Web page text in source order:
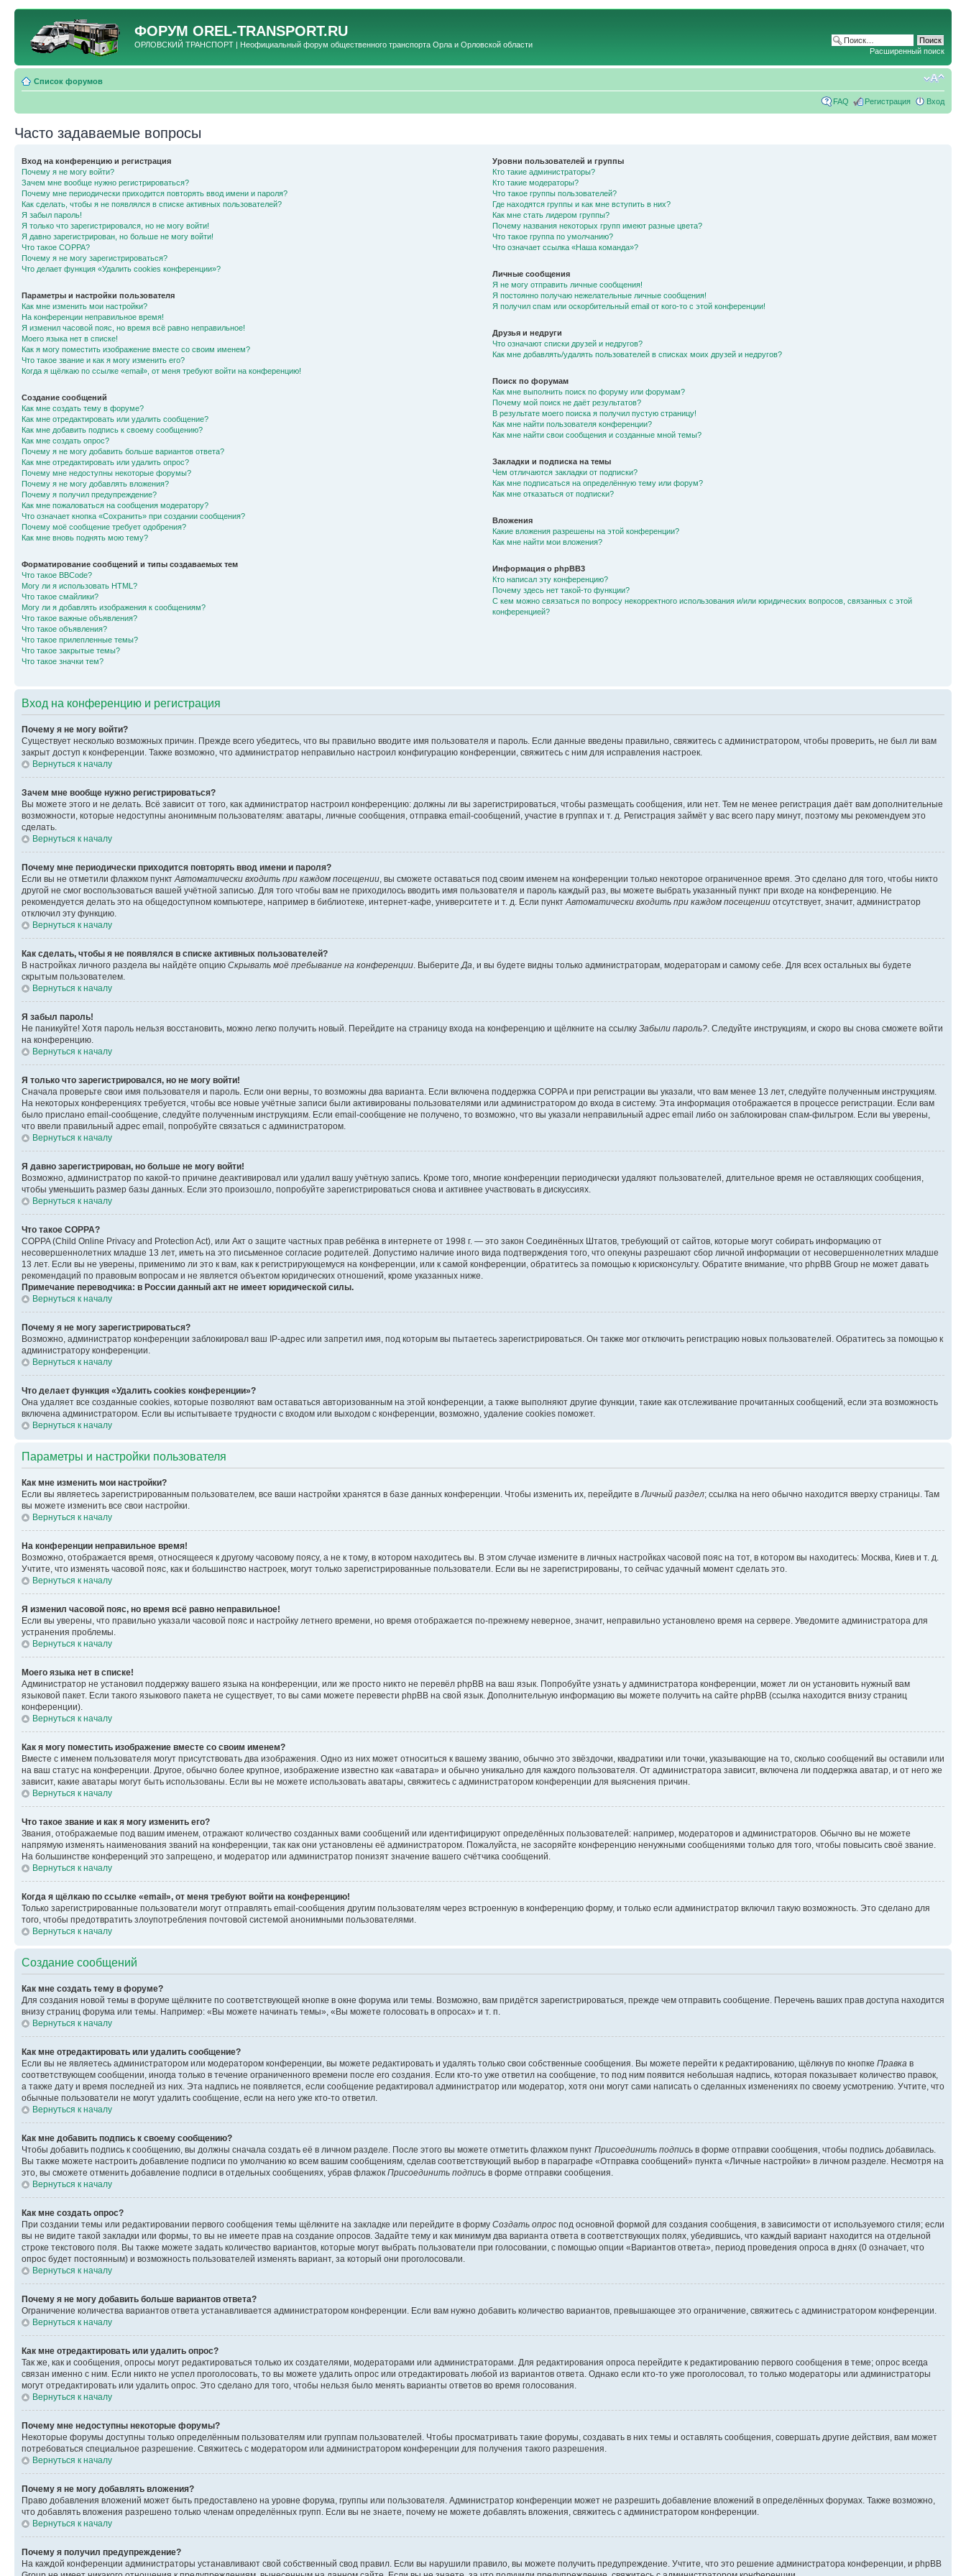
ФОРУМ OREL-TRANSPORT.RU
ОРЛОВСКИЙ ТРАНСПОРТ | Неофициальный форум общественного транспорта Орла и Орловской области
Расширенный поиск
Список форумов
FAQ Регистрация Вход
Часто задаваемые вопросы
Вход на конференцию и регистрация
Почему я не могу войти?
Зачем мне вообще нужно регистрироваться?
Почему мне периодически приходится повторять ввод имени и пароля?
Как сделать, чтобы я не появлялся в списке активных пользователей?
Я забыл пароль!
Я только что зарегистрировался, но не могу войти!
Я давно зарегистрирован, но больше не могу войти!
Что такое COPPA?
Почему я не могу зарегистрироваться?
Что делает функция «Удалить cookies конференции»?
Параметры и настройки пользователя
Как мне изменить мои настройки?
На конференции неправильное время!
Я изменил часовой пояс, но время всё равно неправильное!
Моего языка нет в списке!
Как я могу поместить изображение вместе со своим именем?
Что такое звание и как я могу изменить его?
Когда я щёлкаю по ссылке «email», от меня требуют войти на конференцию!
Создание сообщений
Как мне создать тему в форуме?
Как мне отредактировать или удалить сообщение?
Как мне добавить подпись к своему сообщению?
Как мне создать опрос?
Почему я не могу добавить больше вариантов ответа?
Как мне отредактировать или удалить опрос?
Почему мне недоступны некоторые форумы?
Почему я не могу добавлять вложения?
Почему я получил предупреждение?
Как мне пожаловаться на сообщения модератору?
Что означает кнопка «Сохранить» при создании сообщения?
Почему моё сообщение требует одобрения?
Как мне вновь поднять мою тему?
Форматирование сообщений и типы создаваемых тем
Что такое BBCode?
Могу ли я использовать HTML?
Что такое смайлики?
Могу ли я добавлять изображения к сообщениям?
Что такое важные объявления?
Что такое объявления?
Что такое прилепленные темы?
Что такое закрытые темы?
Что такое значки тем?
Уровни пользователей и группы
Кто такие администраторы?
Кто такие модераторы?
Что такое группы пользователей?
Где находятся группы и как мне вступить в них?
Как мне стать лидером группы?
Почему названия некоторых групп имеют разные цвета?
Что такое группа по умолчанию?
Что означает ссылка «Наша команда»?
Личные сообщения
Я не могу отправить личные сообщения!
Я постоянно получаю нежелательные личные сообщения!
Я получил спам или оскорбительный email от кого-то с этой конференции!
Друзья и недруги
Что означают списки друзей и недругов?
Как мне добавлять/удалять пользователей в списках моих друзей и недругов?
Поиск по форумам
Как мне выполнить поиск по форуму или форумам?
Почему мой поиск не даёт результатов?
В результате моего поиска я получил пустую страницу!
Как мне найти пользователя конференции?
Как мне найти свои сообщения и созданные мной темы?
Закладки и подписка на темы
Чем отличаются закладки от подписки?
Как мне подписаться на определённую тему или форум?
Как мне отказаться от подписки?
Вложения
Какие вложения разрешены на этой конференции?
Как мне найти мои вложения?
Информация о phpBB3
Кто написал эту конференцию?
Почему здесь нет такой-то функции?
С кем можно связаться по вопросу некорректного использования и/или юридических вопросов, связанных с этой
конференцией?
Вход на конференцию и регистрация
Почему я не могу войти?
Существует несколько возможных причин. Прежде всего убедитесь, что вы правильно вводите имя пользователя и пароль. Если данные введены правильно, свяжитесь с администратором, чтобы проверить, не был ли вам
закрыт доступ к конференции. Также возможно, что администратор неправильно настроил конфигурацию конференции, свяжитесь с ним для исправления настроек.
Вернуться к началу
Зачем мне вообще нужно регистрироваться?
Вы можете этого и не делать. Всё зависит от того, как администратор настроил конференцию: должны ли вы зарегистрироваться, чтобы размещать сообщения, или нет. Тем не менее регистрация даёт вам дополнительные
возможности, которые недоступны анонимным пользователям: аватары, личные сообщения, отправка email-сообщений, участие в группах и т. д. Регистрация займёт у вас всего пару минут, поэтому мы рекомендуем это
сделать.
Вернуться к началу
Почему мне периодически приходится повторять ввод имени и пароля?
Если вы не отметили флажком пункт Автоматически входить при каждом посещении , вы сможете оставаться под своим именем на конференции только некоторое ограниченное время. Это сделано для того, чтобы никто
другой не смог воспользоваться вашей учётной записью. Для того чтобы вам не приходилось вводить имя пользователя и пароль каждый раз, вы можете выбрать указанный пункт при входе на конференцию. Не
рекомендуется делать это на общедоступном компьютере, например в библиотеке, интернет-кафе, университете и т. д. Если пункт Автоматически входить при каждом посещении отсутствует, значит, администратор
отключил эту функцию.
Вернуться к началу
Как сделать, чтобы я не появлялся в списке активных пользователей?
В настройках личного раздела вы найдёте опцию Скрывать моё пребывание на конференции . Выберите Да , и вы будете видны только администраторам, модераторам и самому себе. Для всех остальных вы будете
скрытым пользователем.
Вернуться к началу
Я забыл пароль!
Не паникуйте! Хотя пароль нельзя восстановить, можно легко получить новый. Перейдите на страницу входа на конференцию и щёлкните на ссылку Забыли пароль? . Следуйте инструкциям, и скоро вы снова сможете войти
на конференцию.
Вернуться к началу
Я только что зарегистрировался, но не могу войти!
Сначала проверьте свои имя пользователя и пароль. Если они верны, то возможны два варианта. Если включена поддержка COPPA и при регистрации вы указали, что вам менее 13 лет, следуйте полученным инструкциям.
На некоторых конференциях требуется, чтобы все новые учётные записи были активированы пользователями или администратором до входа в систему. Эта информация отображается в процессе регистрации. Если вам
было прислано email-сообщение, следуйте полученным инструкциям. Если email-сообщение не получено, то возможно, что вы указали неправильный адрес email либо он заблокирован спам-фильтром. Если вы уверены,
что ввели правильный адрес email, попробуйте связаться с администратором.
Вернуться к началу
Я давно зарегистрирован, но больше не могу войти!
Возможно, администратор по какой-то причине деактивировал или удалил вашу учётную запись. Кроме того, многие конференции периодически удаляют пользователей, длительное время не оставляющих сообщения,
чтобы уменьшить размер базы данных. Если это произошло, попробуйте зарегистрироваться снова и активнее участвовать в дискуссиях.
Вернуться к началу
Что такое COPPA?
COPPA (Child Online Privacy and Protection Act), или Акт о защите частных прав ребёнка в интернете от 1998 г. — это закон Соединённых Штатов, требующий от сайтов, которые могут собирать информацию от
несовершеннолетних младше 13 лет, иметь на это письменное согласие родителей. Допустимо наличие иного вида подтверждения того, что опекуны разрешают сбор личной информации от несовершеннолетних младше
13 лет. Если вы не уверены, применимо ли это к вам, как к регистрирующемуся на конференции, или к самой конференции, обратитесь за помощью к юрисконсульту. Обратите внимание, что phpBB Group не может давать
рекомендаций по правовым вопросам и не является объектом юридических отношений, кроме указанных ниже.
Примечание переводчика: в России данный акт не имеет юридической силы.
Вернуться к началу
Почему я не могу зарегистрироваться?
Возможно, администратор конференции заблокировал ваш IP-адрес или запретил имя, под которым вы пытаетесь зарегистрироваться. Он также мог отключить регистрацию новых пользователей. Обратитесь за помощью к
администратору конференции.
Вернуться к началу
Что делает функция «Удалить cookies конференции»?
Она удаляет все созданные cookies, которые позволяют вам оставаться авторизованным на этой конференции, а также выполняют другие функции, такие как отслеживание прочитанных сообщений, если эта возможность
включена администратором. Если вы испытываете трудности с входом или выходом с конференции, возможно, удаление cookies поможет.
Вернуться к началу
Параметры и настройки пользователя
Как мне изменить мои настройки?
Если вы являетесь зарегистрированным пользователем, все ваши настройки хранятся в базе данных конференции. Чтобы изменить их, перейдите в Личный раздел; ссылка на него обычно находится вверху страницы. Там
вы можете изменить все свои настройки.
Вернуться к началу
На конференции неправильное время!
Возможно, отображается время, относящееся к другому часовому поясу, а не к тому, в котором находитесь вы. В этом случае измените в личных настройках часовой пояс на тот, в котором вы находитесь: Москва, Киев и т. д.
Учтите, что изменять часовой пояс, как и большинство настроек, могут только зарегистрированные пользователи. Если вы не зарегистрированы, то сейчас удачный момент сделать это.
Вернуться к началу
Я изменил часовой пояс, но время всё равно неправильное!
Если вы уверены, что правильно указали часовой пояс и настройку летнего времени, но время отображается по-прежнему неверное, значит, неправильно установлено время на сервере. Уведомите администратора для
устранения проблемы.
Вернуться к началу
Моего языка нет в списке!
Администратор не установил поддержку вашего языка на конференции, или же просто никто не перевёл phpBB на ваш язык. Попробуйте узнать у администратора конференции, может ли он установить нужный вам
языковой пакет. Если такого языкового пакета не существует, то вы сами можете перевести phpBB на свой язык. Дополнительную информацию вы можете получить на сайте phpBB (ссылка находится внизу страниц
конференции).
Вернуться к началу
Как я могу поместить изображение вместе со своим именем?
Вместе с именем пользователя могут присутствовать два изображения. Одно из них может относиться к вашему званию, обычно это звёздочки, квадратики или точки, указывающие на то, сколько сообщений вы оставили или
на ваш статус на конференции. Другое, обычно более крупное, изображение известно как «аватара» и обычно уникально для каждого пользователя. От администратора зависит, включена ли поддержка аватар, и от него же
зависит, какие аватары могут быть использованы. Если вы не можете использовать аватары, свяжитесь с администратором конференции для выяснения причин.
Вернуться к началу
Что такое звание и как я могу изменить его?
Звания, отображаемые под вашим именем, отражают количество созданных вами сообщений или идентифицируют определённых пользователей: например, модераторов и администраторов. Обычно вы не можете
напрямую изменять наименования званий на конференции, так как они установлены её администратором. Пожалуйста, не засоряйте конференцию ненужными сообщениями только для того, чтобы повысить своё звание.
На большинстве конференций это запрещено, и модератор или администратор понизят значение вашего счётчика сообщений.
Вернуться к началу
Когда я щёлкаю по ссылке «email», от меня требуют войти на конференцию!
Только зарегистрированные пользователи могут отправлять email-сообщения другим пользователям через встроенную в конференцию форму, и только если администратор включил такую возможность. Это сделано для
того, чтобы предотвратить злоупотребления почтовой системой анонимными пользователями.
Вернуться к началу
Создание сообщений
Как мне создать тему в форуме?
Для создания новой темы в форуме щёлкните по соответствующей кнопке в окне форума или темы. Возможно, вам придётся зарегистрироваться, прежде чем отправить сообщение. Перечень ваших прав доступа находится
внизу страниц форума или темы. Например: «Вы можете начинать темы», «Вы можете голосовать в опросах» и т. п.
Вернуться к началу
Как мне отредактировать или удалить сообщение?
Если вы не являетесь администратором или модератором конференции, вы можете редактировать и удалять только свои собственные сообщения. Вы можете перейти к редактированию, щёлкнув по кнопке Правка в
соответствующем сообщении, иногда только в течение ограниченного времени после его создания. Если кто-то уже ответил на сообщение, то под ним появится небольшая надпись, которая показывает количество правок,
а также дату и время последней из них. Эта надпись не появляется, если сообщение редактировал администратор или модератор, хотя они могут сами написать о сделанных изменениях по своему усмотрению. Учтите, что
обычные пользователи не могут удалить сообщение, если на него уже кто-то ответил.
Вернуться к началу
Как мне добавить подпись к своему сообщению?
Чтобы добавить подпись к сообщению, вы должны сначала создать её в личном разделе. После этого вы можете отметить флажком пункт Присоединить подпись в форме отправки сообщения, чтобы подпись добавилась.
Вы также можете настроить добавление подписи по умолчанию ко всем вашим сообщениям, сделав соответствующий выбор в параграфе «Отправка сообщений» пункта «Личные настройки» в личном разделе. Несмотря на
это, вы сможете отменить добавление подписи в отдельных сообщениях, убрав флажок Присоединить подпись в форме отправки сообщения.
Вернуться к началу
Как мне создать опрос?
При создании темы или редактировании первого сообщения темы щёлкните на закладке или перейдите в форму Создать опрос под основной формой для создания сообщения, в зависимости от используемого стиля; если
вы не видите такой закладки или формы, то вы не имеете прав на создание опросов. Задайте тему и как минимум два варианта ответа в соответствующих полях, убедившись, что каждый вариант находится на отдельной
строке текстового поля. Вы также можете задать количество вариантов, которые могут выбрать пользователи при голосовании, с помощью опции «Вариантов ответа», период проведения опроса в днях (0 означает, что
опрос будет постоянным) и возможность пользователей изменять вариант, за который они проголосовали.
Вернуться к началу
Почему я не могу добавить больше вариантов ответа?
Ограничение количества вариантов ответа устанавливается администратором конференции. Если вам нужно добавить количество вариантов, превышающее это ограничение, свяжитесь с администратором конференции.
Вернуться к началу
Как мне отредактировать или удалить опрос?
Так же, как и сообщения, опросы могут редактироваться только их создателями, модераторами или администраторами. Для редактирования опроса перейдите к редактированию первого сообщения в теме; опрос всегда
связан именно с ним. Если никто не успел проголосовать, то вы можете удалить опрос или отредактировать любой из вариантов ответа. Однако если кто-то уже проголосовал, то только модераторы или администраторы
могут отредактировать или удалить опрос. Это сделано для того, чтобы нельзя было менять варианты ответов во время голосования.
Вернуться к началу
Почему мне недоступны некоторые форумы?
Некоторые форумы доступны только определённым пользователям или группам пользователей. Чтобы просматривать такие форумы, создавать в них темы и оставлять сообщения, совершать другие действия, вам может
потребоваться специальное разрешение. Свяжитесь с модератором или администратором конференции для получения такого разрешения.
Вернуться к началу
Почему я не могу добавлять вложения?
Право добавления вложений может быть предоставлено на уровне форума, группы или пользователя. Администратор конференции может не разрешить добавление вложений в определённых форумах. Также возможно,
что добавлять вложения разрешено только членам определённых групп. Если вы не знаете, почему не можете добавлять вложения, свяжитесь с администратором конференции.
Вернуться к началу
Почему я получил предупреждение?
На каждой конференции администраторы устанавливают свой собственный свод правил. Если вы нарушили правило, вы можете получить предупреждение. Учтите, что это решение администратора конференции, и phpBB